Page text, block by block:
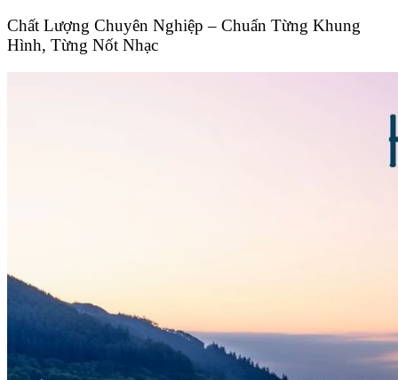
Chất Lượng Chuyên Nghiệp – Chuẩn Từng Khung
Hình, Từng Nốt Nhạc